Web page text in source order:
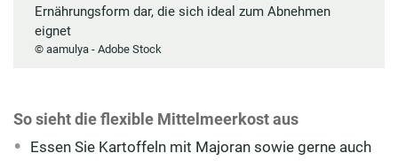
Ernährungsform dar, die sich ideal zum Abnehmen
eignet
© aamulya - Adobe Stock
So sieht die flexible Mittelmeerkost aus
Essen Sie Kartoffeln mit Majoran sowie gerne auch